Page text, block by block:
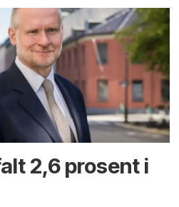
2,6 prosent i